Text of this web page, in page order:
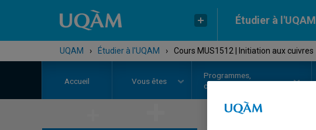
Étudier à l'UQAM
UQAM › Étudier à l'UQAM › Cours MUS1512 | Initiation aux cuivres
Accueil Vous êtes
Programmes,
cours et admission